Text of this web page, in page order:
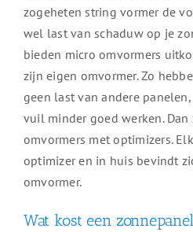
zogeheten string vormer de
wel last van schaduw op je
bieden micro omvormers
zijn eigen omvormer. Zo
geen last van andere
vuil minder goed werken.
omvormers met optimizers.
optimizer en in huis bevindt
omvormer.
Wat kost een